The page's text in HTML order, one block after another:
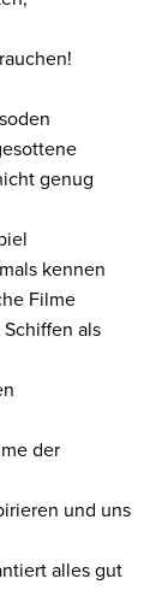
genug
kennen
Filme
als
der
und uns
alles gut